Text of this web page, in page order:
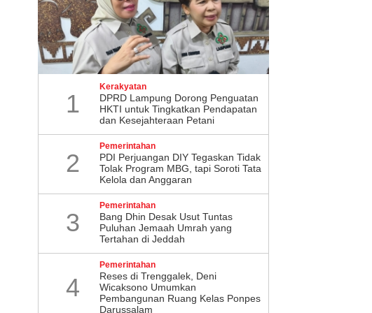
1
Kerakyatan
DPRD Lampung Dorong Penguatan
HKTI untuk Tingkatkan Pendapatan
dan Kesejahteraan Petani
2
Pemerintahan
PDI Perjuangan DIY Tegaskan Tidak
Tolak Program MBG, tapi Soroti Tata
Kelola dan Anggaran
3
Pemerintahan
Bang Dhin Desak Usut Tuntas
Puluhan Jemaah Umrah yang
Tertahan di Jeddah
4
Pemerintahan
​Reses di Trenggalek, Deni
Wicaksono Umumkan
Pembangunan Ruang Kelas Ponpes
Darussalam